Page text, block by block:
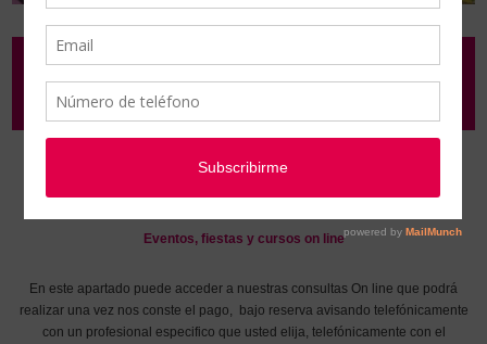
CURSOS ON LINE Y EN NUESTRA ESCUELA,
ALQUILER DE SALAS Y PLATO TV, EVENTOS,
FIESTAS Y CURSOS ON LINE
Inicio /
Eventos, fiestas y cursos on line
En este apartado puede acceder a nuestras consultas On line que podrá
realizar una vez nos conste el pago, bajo reserva avisando telefónicamente
con un profesional especifico que usted elija, telefónicamente con el